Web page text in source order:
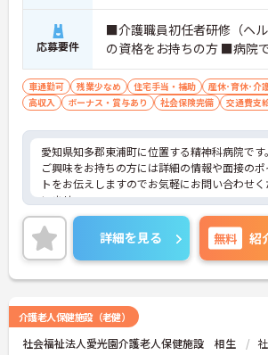
応募要件
■介護職員初任者研修（ヘ
の資格をお持ちの方 ■病院
車通勤可 残業少なめ 住宅手当・補助
産休･育休･介
高収入
ボーナス・賞与あり 社会保険完備 交通費支
愛知県知多郡東浦町に位置する精神科病院です。
ご興味をお持ちの方には詳細の情報や面接のポ
トをお伝えしますのでお気軽にお問い合わせく
いませ。
詳細を見る 無料 紹
介護老人保健施設（老健）
社会福祉法人愛光園介護老人保健施設 相生